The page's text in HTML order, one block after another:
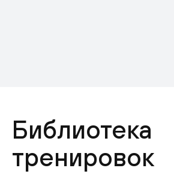
Библиотека
тренировок